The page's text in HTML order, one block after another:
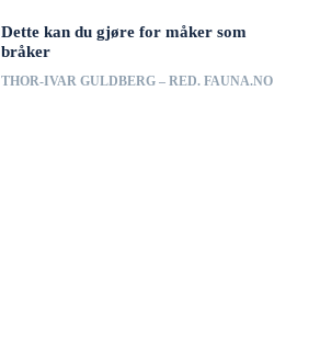
Dette kan du gjøre for måker som
bråker
THOR-IVAR GULDBERG – RED. FAUNA.NO